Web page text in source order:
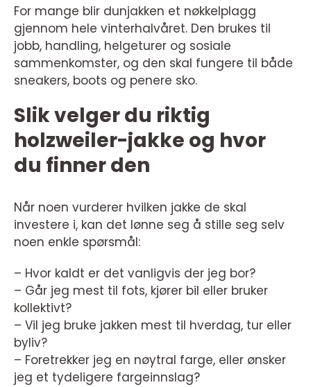
For mange blir dunjakken et nøkkelplagg
gjennom hele vinterhalvåret. Den brukes til
jobb, handling, helgeturer og sosiale
sammenkomster, og den skal fungere til både
sneakers, boots og penere sko.
Slik velger du riktig
holzweiler-jakke og hvor
du finner den
Når noen vurderer hvilken jakke de skal
investere i, kan det lønne seg å stille seg selv
noen enkle spørsmål:
– Hvor kaldt er det vanligvis der jeg bor?
– Går jeg mest til fots, kjører bil eller bruker
kollektivt?
– Vil jeg bruke jakken mest til hverdag, tur eller
byliv?
– Foretrekker jeg en nøytral farge, eller ønsker
jeg et tydeligere fargeinnslag?